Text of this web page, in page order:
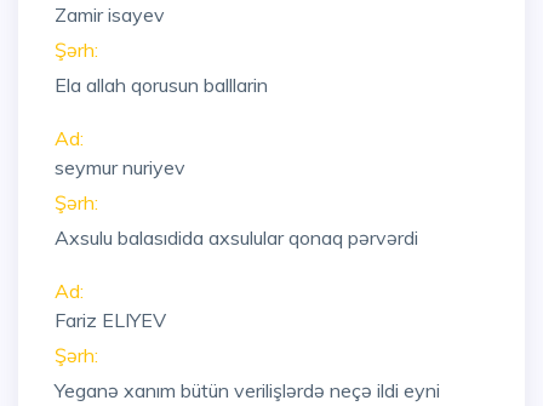
Zamir isayev
Şərh:
Ela allah qorusun balllarin
Ad:
seymur nuriyev
Şərh:
Axsulu balasıdida axsulular qonaq pərvərdi
Ad:
Fariz ELIYEV
Şərh:
Yeganə xanım bütün verilişlərdə neçə ildi eyni